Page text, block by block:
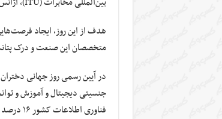
متخصصان این صنعت و درک
جنسیتی دیجیتال و آموزش و
فناوری اطلاعات کشور ۱۶ درصد اعلام شد.